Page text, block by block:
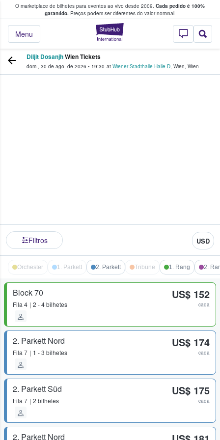
O marketplace de bilhetes para eventos ao vivo desde 2009. Cada pedido é 100%
garantido.Preços podem ser diferentes do valor nominal.
StubHub – onde
Menu
fãs compram e vendem bilhetes
Diljit DosanjhWien Tickets
dom., 30 de ago. de 2026 • 19:30 at Wiener Stadthalle Halle D, Wien, Wien
Filtros USD
Orchester 1. Parkett 2. Parkett Tribüne 1. Rang 2.
Block 70
Fila 4 2 - 4 bilhetes
US$ 152
cada
2. Parkett Nord
Fila 7 1 - 3 bilhetes
US$ 174
cada
2. Parkett Süd
Fila 7 2 bilhetes
US$ 175
cada
2. Parkett Nord